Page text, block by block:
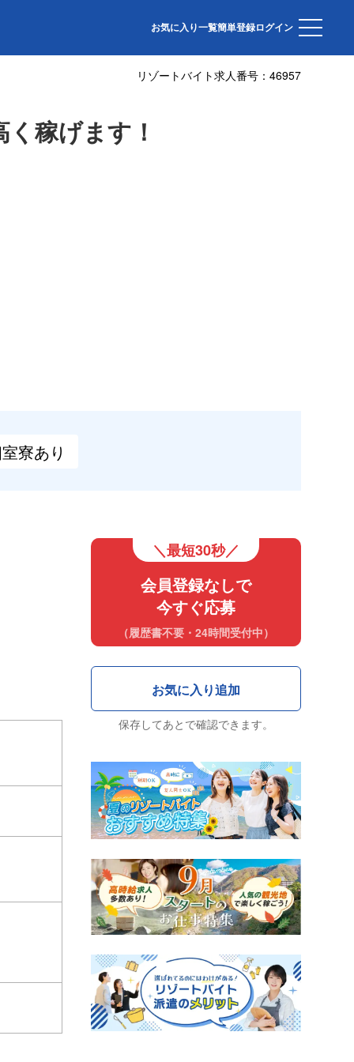
お気に入り一覧簡単登録ログイン
リゾートバイト求人番号： 46957
稼げます！
寮あり
＼最短30秒／
会員登録なしで
今すぐ応募
（履歴書不要・24時間受付中）
保存してあとで確認できます。